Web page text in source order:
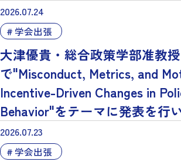
2026.07.24
学会出張
大津優貴・総合政策学部准教授
で"Misconduct, Metrics, and
Incentive-Driven Changes in
Behavior"をテーマに発表を行
2026.07.23
学会出張